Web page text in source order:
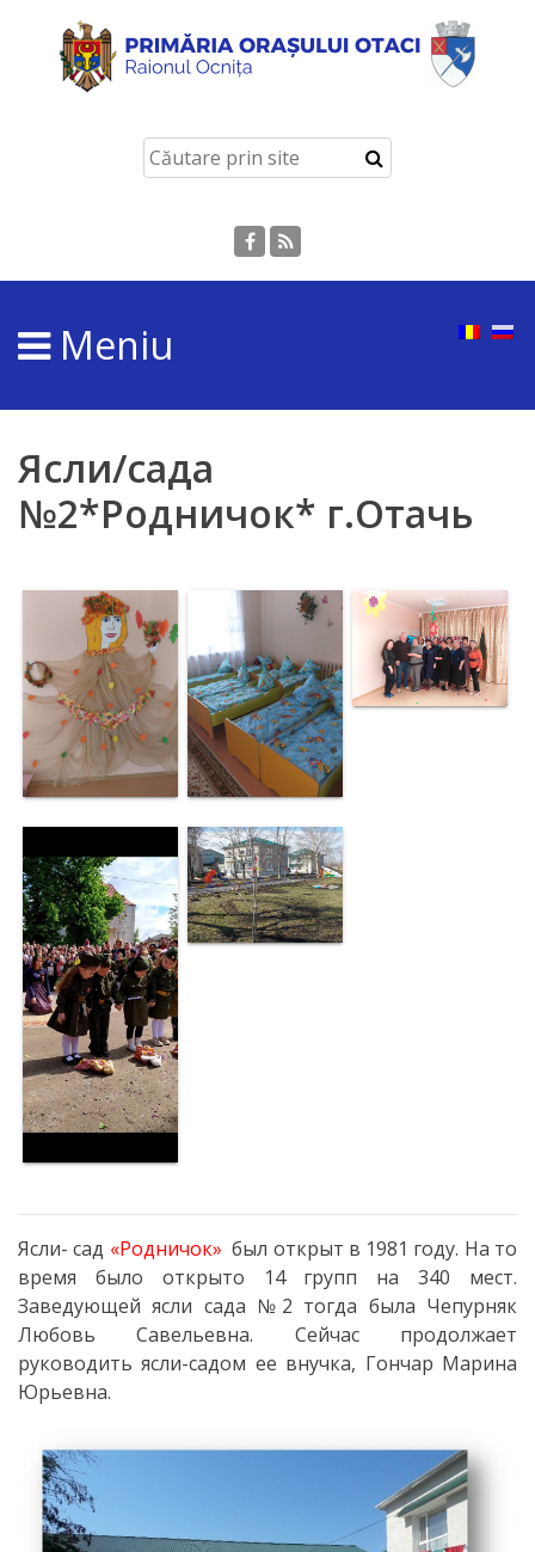
Despre
orașului
Personalități
marcante
Turism
Investește
în
Otaci
Biblioteca
Grădinițe
Детский/
сад
№1
«Солнышко».
Ясли/
сада
№2*Родничок*
г.Отачь
Biserica
Primăria
Primar
primăriei
Regulamentul
Meniu
Ясли/сада
№2*Родничок* г.Отачь
Ясли- сад «Родничок» был открыт в 1981 году. На то
время было открыто 14 групп на 340 мест.
Заведующей ясли сада №2 тогда была Чепурняк
Любовь Савельевна. Сейчас продолжает
руководить ясли-садом ее внучка, Гончар Марина
Юрьевна.